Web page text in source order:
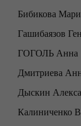
Бибикова
Гашибаязов
ГОГОЛЬ Анна
Дмитриева
Дыскин
Калиниченко